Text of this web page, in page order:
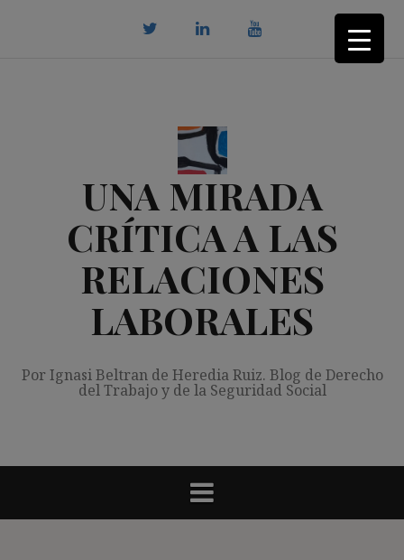
UNA MIRADA
CRÍTICA A LAS
RELACIONES
LABORALES
Por Ignasi Beltran de Heredia Ruiz. Blog de Derecho
del Trabajo y de la Seguridad Social